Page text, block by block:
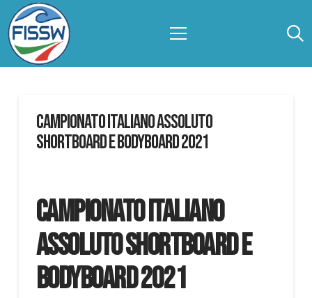
Campionato Italiano Assoluto
Shortboard e Bodyboard 2021
Campionato Italiano
Assoluto Shortboard e
Bodyboard 2021